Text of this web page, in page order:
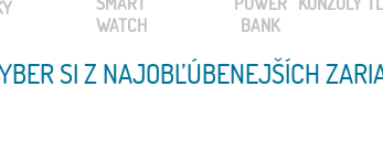
SI Z NAJOBĽÚBENEJŠÍCH